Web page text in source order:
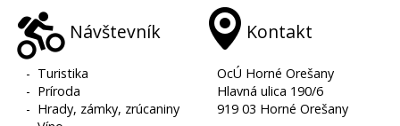
Návštevník
- Turistika
- Príroda
- Hrady, zámky, zrúcaniny
Kontakt
OcÚ Horné Orešany
Hlavná ulica 190/6
919 03 Horné Orešany